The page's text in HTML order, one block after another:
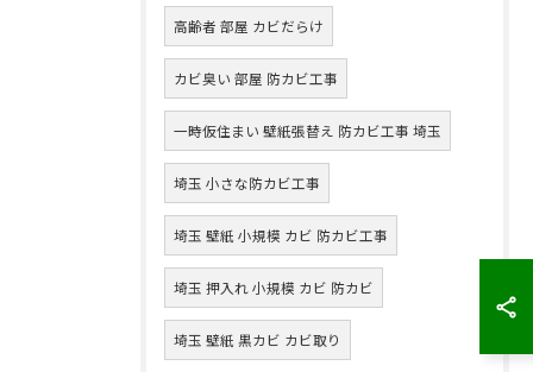
高齢者 部屋 カビだらけ
カビ臭い 部屋 防カビ工事
一時仮住まい 壁紙張替え 防カビ工事 埼玉
埼玉 小さな防カビ工事
埼玉 壁紙 小規模 カビ 防カビ工事
埼玉 押入れ 小規模 カビ 防カビ
埼玉 壁紙 黒カビ カビ取り